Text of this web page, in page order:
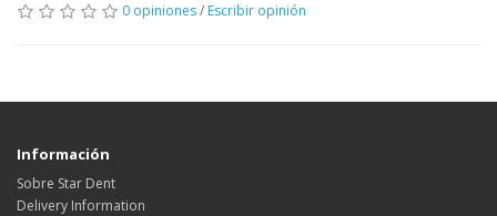
0 opiniones/ Escribir opinión
Información
Sobre Star Dent
Delivery Information